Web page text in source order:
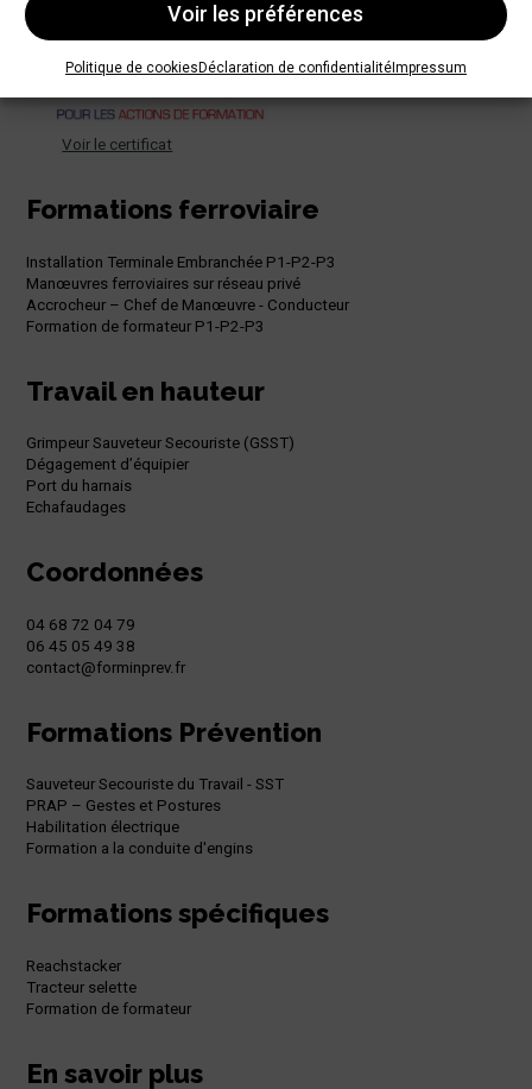
Voir les préférences
Politique de cookiesDéclaration de confidentialitéImpressum
Voir le certificat
Formations ferroviaire
Installation Terminale Embranchée P1-P2-P3
Manœuvres ferroviaires sur réseau privé
Accrocheur – Chef de Manœuvre - Conducteur
Formation de formateur P1-P2-P3
Travail en hauteur
Grimpeur Sauveteur Secouriste (GSST)
Dégagement d’équipier
Port du harnais
Echafaudages
Coordonnées
04 68 72 04 79
06 45 05 49 38
contact@forminprev.fr
Formations Prévention
Sauveteur Secouriste du Travail - SST
PRAP – Gestes et Postures
Habilitation électrique
Formation a la conduite d'engins
Formations spécifiques
Reachstacker
Tracteur selette
Formation de formateur
En savoir plus